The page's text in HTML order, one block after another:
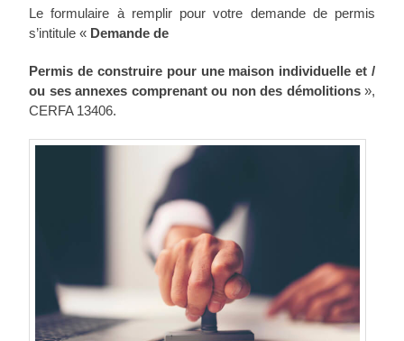
Le formulaire à remplir pour votre demande de permis
s’intitule « Demande de
Permis de construire pour une maison individuelle et /
ou ses annexes comprenant ou non des démolitions»,
CERFA 13406.